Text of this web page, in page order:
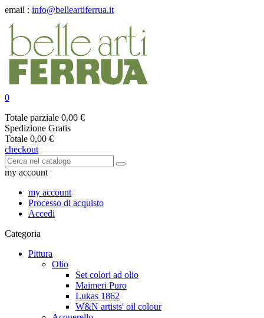
email : info@belleartiferrua.it
0
Totale parziale 0,00 €
Spedizione Gratis
Totale 0,00 €
checkout
my account
my account
Processo di acquisto
Accedi
Categoria
Pittura
Olio
Set colori ad olio
Maimeri Puro
Lukas 1862
W&N artists' oil colour